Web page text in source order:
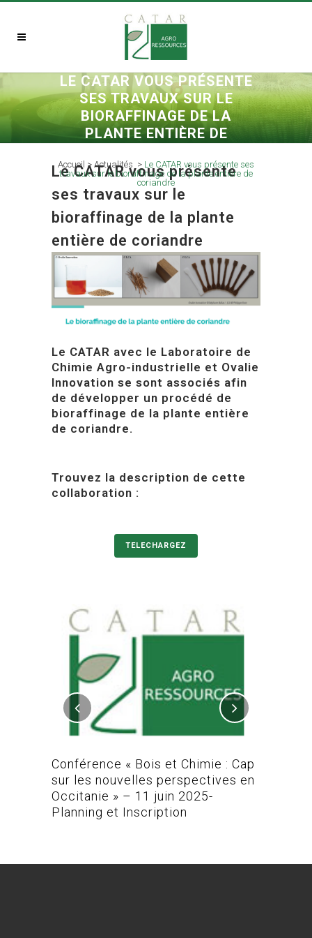
LE CATAR VOUS PRÉSENTE
SES TRAVAUX SUR LE
BIORAFFINAGE DE LA
PLANTE ENTIÈRE DE
Accueil > Actualités > Le CATAR vous présente ses
travaux sur le bioraffinage de la plante entière de
coriandre
Le CATAR vous présente
ses travaux sur le
bioraffinage de la plante
entière de coriandre
Le CATAR avec le Laboratoire de
Chimie Agro-industrielle et Ovalie
Innovation se sont associés afin
de développer un procédé de
bioraffinage de la plante entière
de coriandre.
Trouvez la description de cette
collaboration :
TELECHARGEZ
Conférence « Bois et Chimie : Cap
sur les nouvelles perspectives en
Occitanie » – 11 juin 2025-
Planning et Inscription